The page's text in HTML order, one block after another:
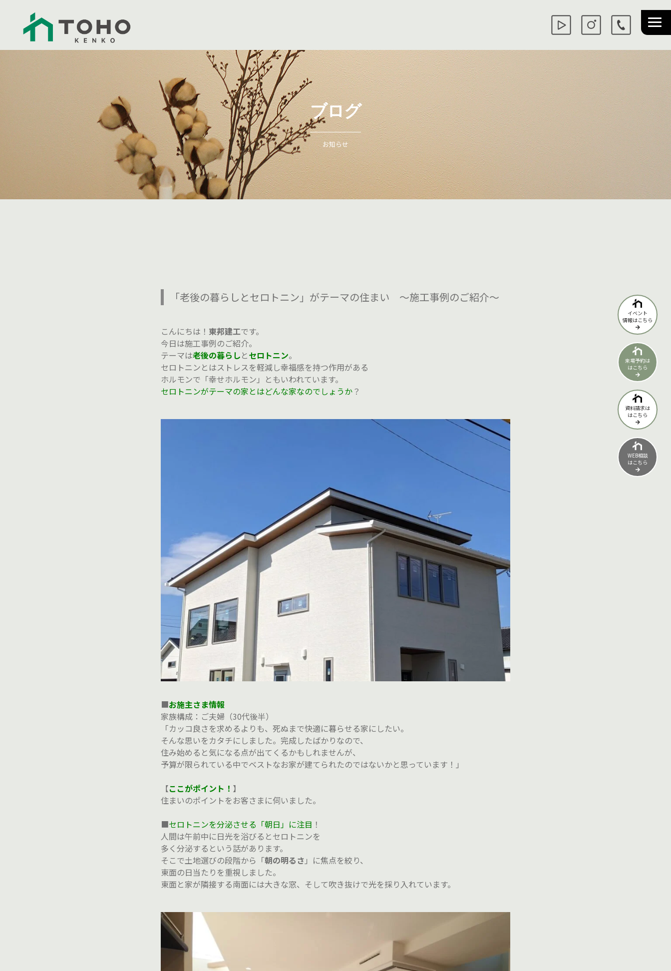
イベント
情報はこちら
来場予約は
はこちら
資料請求は
はこちら
WEB相談
はこちら
ブログ
お知らせ
「老後の暮らしとセロトニン」がテーマの住まい ～施工事例のご紹介～
こんにちは！ 東邦建工です。
今日は施工事例のご紹介。
テーマは老後の暮らしとセロトニン。
セロトニンとはストレスを軽減し幸福感を持つ作用がある
ホルモンで「幸せホルモン」ともいわれています。
セロトニンがテーマの家とはどんな家なのでしょうか？
■お施主さま情報
家族構成：ご夫婦（30代後半）
「カッコ良さを求めるよりも、死ぬまで快適に暮らせる家にしたい。
そんな思いをカタチにしました。完成したばかりなので、
住み始めると気になる点が出てくるかもしれませんが、
予算が限られている中でベストなお家が建てられたのではないかと思っています！」
【ここがポイント！ 】
住まいのポイントをお客さまに伺いました。
■セロトニンを分泌させる「朝日」に注目 ！
人間は午前中に日光を浴びるとセロトニンを
多く分泌するという話があります。
そこで土地選びの段階から「朝の明るさ 」に焦点を絞り、
東面の日当たりを重視しました。
東面と家が隣接する南面には大きな窓、そして吹き抜けで光を採り入れています。